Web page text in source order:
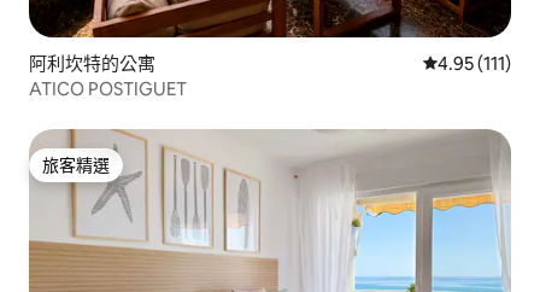
阿利坎特的公寓 從 111 則評價
4.95 (111)
ATICO POSTIGUET
旅客精選
旅客精選